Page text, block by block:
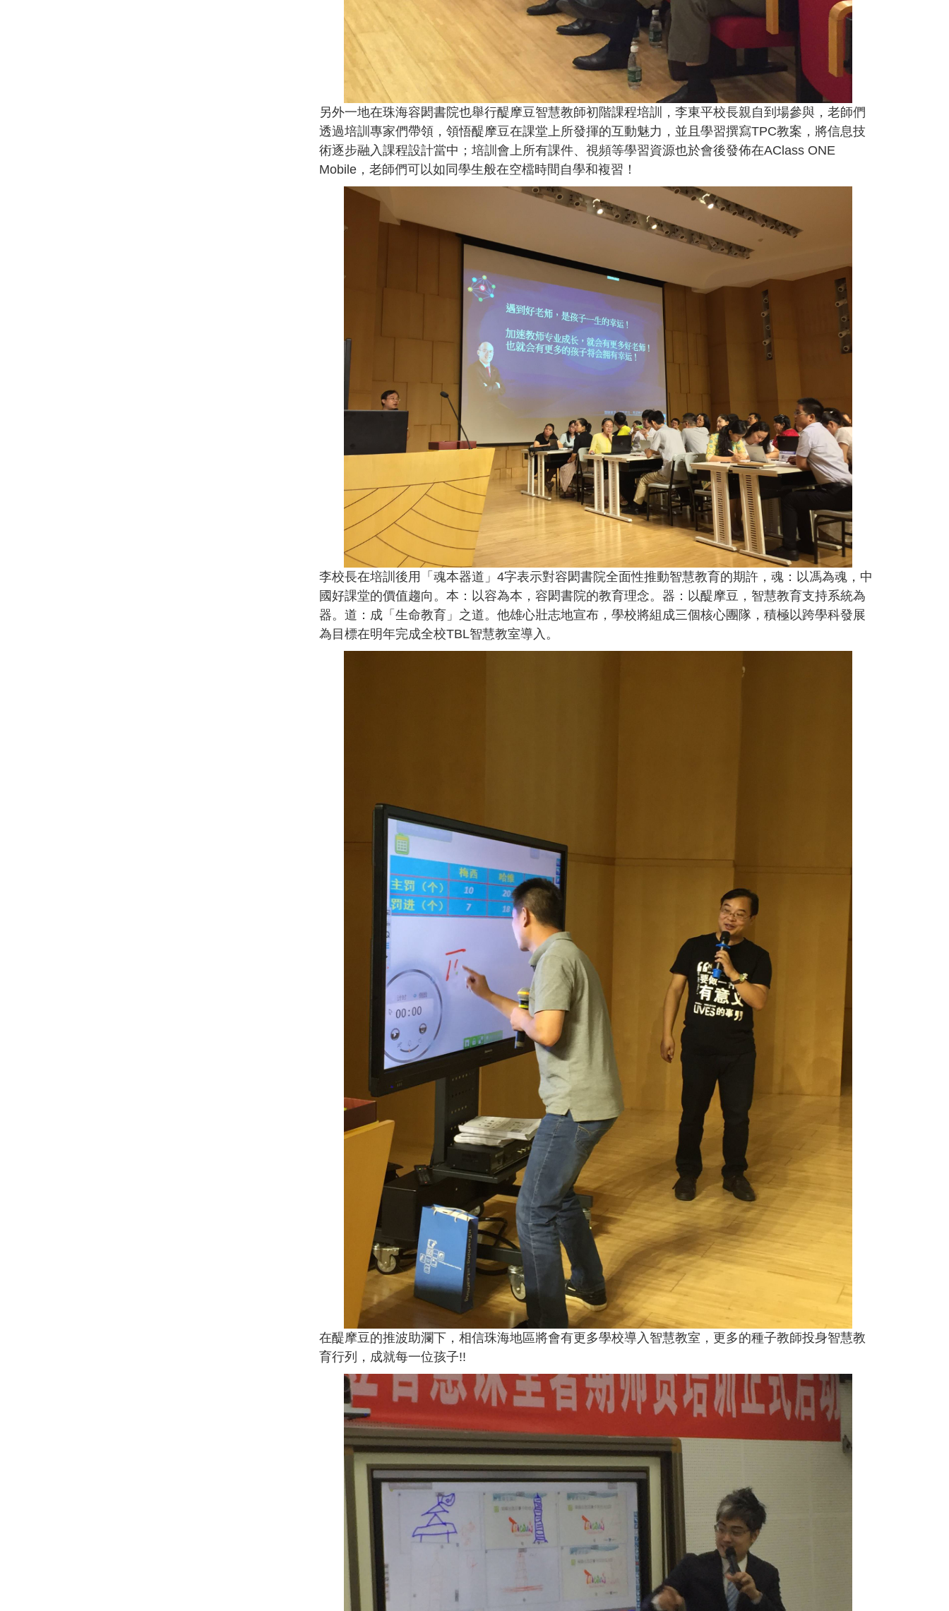
另外一地在珠海容閎書院也舉行醍摩豆智慧教師初階課程培訓，李東平校長親自到場參與，老師們
透過培訓專家們帶領，領悟醍摩豆在課堂上所發揮的互動魅力，並且學習撰寫TPC教案，將信息技
術逐步融入課程設計當中；培訓會上所有課件、視頻等學習資源也於會後發佈在AClass ONE
Mobile，老師們可以如同學生般在空檔時間自學和複習！
李校長在培訓後用「魂本器道」4字表示對容閎書院全面性推動智慧教育的期許，魂：以馮為魂，中
國好課堂的價值趨向。本：以容為本，容閎書院的教育理念。器：以醍摩豆，智慧教育支持系統為
器。道：成「生命教育」之道。他雄心壯志地宣布，學校將組成三個核心團隊，積極以跨學科發展
為目標在明年完成全校TBL智慧教室導入。
在醍摩豆的推波助瀾下，相信珠海地區將會有更多學校導入智慧教室，更多的種子教師投身智慧教
育行列，成就每一位孩子!!